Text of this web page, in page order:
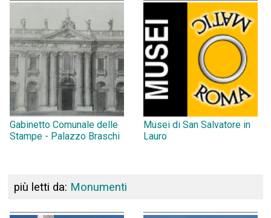
Gabinetto Comunale delle
Stampe - Palazzo Braschi
Musei di San Salvatore in
Lauro
più letti da: Monumenti